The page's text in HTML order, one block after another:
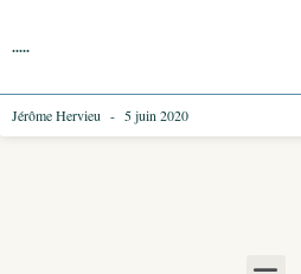
.....
Jérôme Hervieu 5 juin 2020